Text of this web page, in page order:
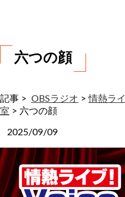
六つの顔
記事 > OBSラジオ >情熱ラ
室 > 六つの顔
2025/09/09